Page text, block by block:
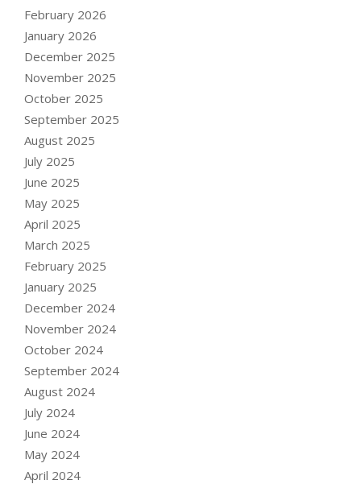
February 2026
January 2026
December 2025
November 2025
October 2025
September 2025
August 2025
July 2025
June 2025
May 2025
April 2025
March 2025
February 2025
January 2025
December 2024
November 2024
October 2024
September 2024
August 2024
July 2024
June 2024
May 2024
April 2024